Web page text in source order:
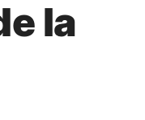
la